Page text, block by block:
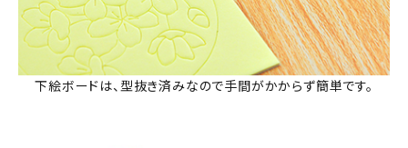
下絵ボードは、型抜き済みなので手間がかからず簡単です。